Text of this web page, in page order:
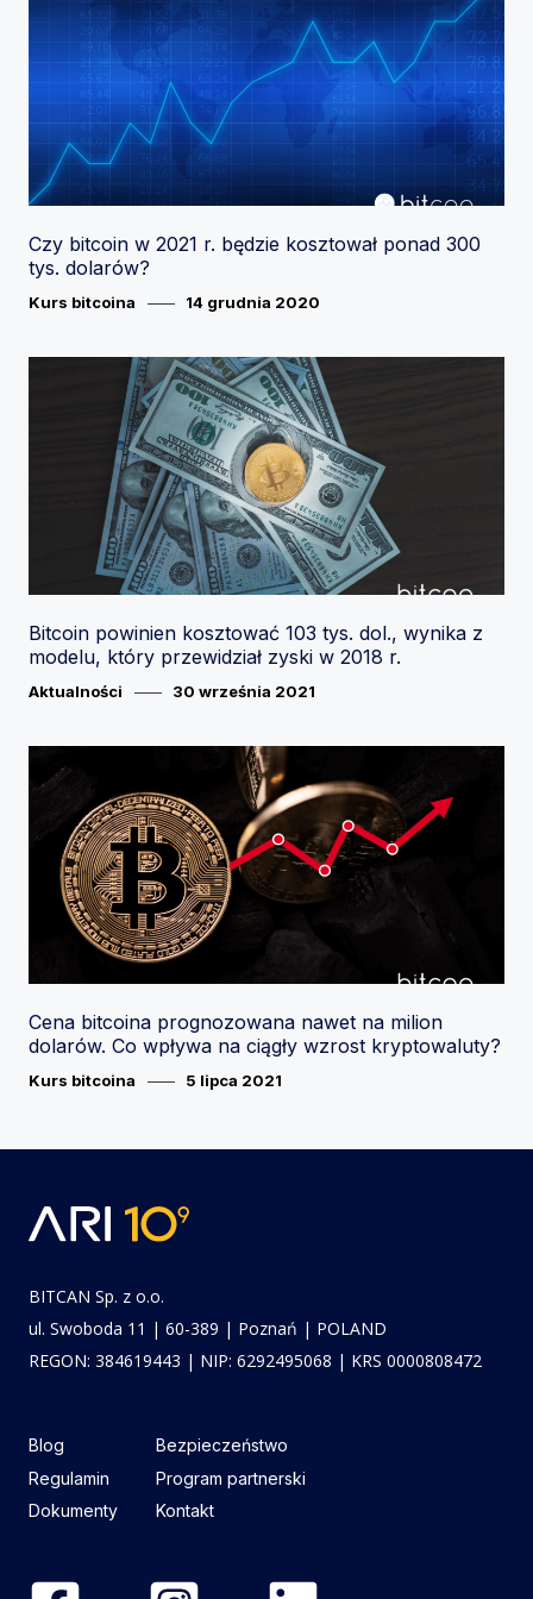
Czy bitcoin w 2021 r. będzie kosztował ponad 300
tys. dolarów?
Category
Kurs bitcoina
Posted
14 grudnia 2020
Bitcoin powinien kosztować 103 tys. dol., wynika z
modelu, który przewidział zyski w 2018 r.
Category
Aktualności
Posted
30 września 2021
Cena bitcoina prognozowana nawet na milion
dolarów. Co wpływa na ciągły wzrost kryptowaluty?
Category
Kurs bitcoina
Posted
5 lipca 2021
BITCAN Sp. z o.o.
ul. Swoboda 11 | 60-389 | Poznań | POLAND
REGON: 384619443 | NIP: 6292495068 | KRS 0000808472
Blog
Regulamin
Dokumenty
Bezpieczeństwo
Program partnerski
Kontakt